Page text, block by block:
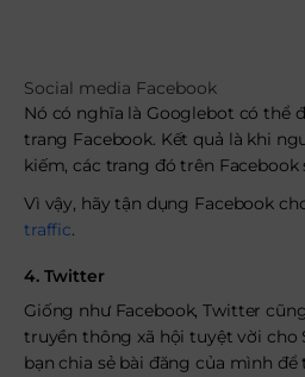
Social media Facebook
Nó có nghĩa là Googlebot có thể
trang Facebook. Kết quả là khi
kiếm, các trang đó trên Facebook
Vì vậy, hãy tận dụng Facebook
traffic.
4. Twitter
Giống như Facebook, Twitter
truyền thông xã hội tuyệt vời cho
bạn chia sẻ bài đăng của mình